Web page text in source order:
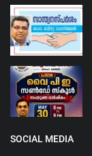
SOCIAL MEDIA